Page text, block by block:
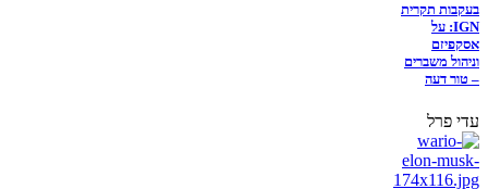
בעקבות תקרית
IGN: על
אסקפיזם
וניהול משברים
– טור דעה
עדי פרל